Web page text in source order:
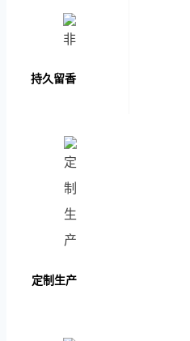
持久留香
定制生产